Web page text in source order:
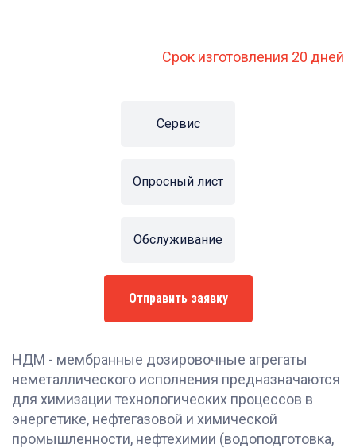
Срок изготовления 20 дней
Сервис
Опросный лист
Обслуживание
Отправить заявку
НДМ - мембранные дозировочные агрегаты
неметаллического исполнения предназначаются
для химизации технологических процессов в
энергетике, нефтегазовой и химической
промышленности, нефтехимии (водоподготовка,